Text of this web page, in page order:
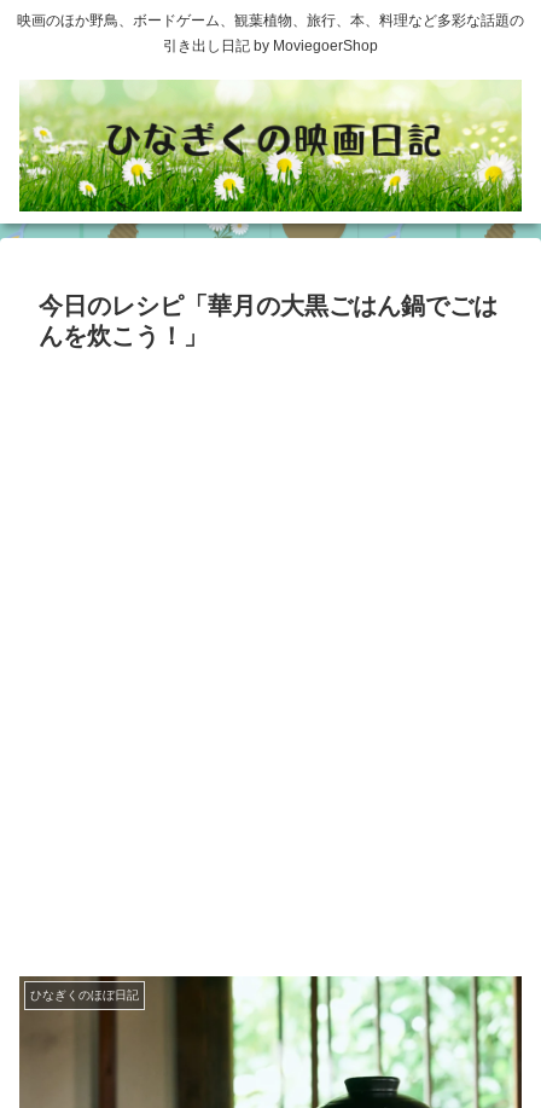
映画のほか野鳥、ボードゲーム、観葉植物、旅行、本、料理など多彩な話題の
引き出し日記 by MoviegoerShop
今日のレシピ「華月の大黒ごはん鍋でごは
んを炊こう！」
ひなぎくのほぼ日記